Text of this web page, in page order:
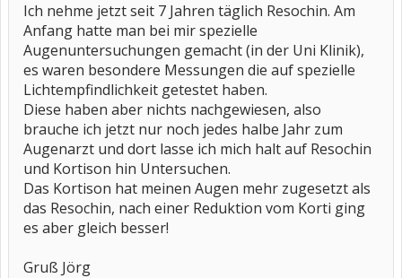
Ich nehme jetzt seit 7 Jahren täglich Resochin. Am
Anfang hatte man bei mir spezielle
Augenuntersuchungen gemacht (in der Uni Klinik),
es waren besondere Messungen die auf spezielle
Lichtempfindlichkeit getestet haben.
Diese haben aber nichts nachgewiesen, also
brauche ich jetzt nur noch jedes halbe Jahr zum
Augenarzt und dort lasse ich mich halt auf Resochin
und Kortison hin Untersuchen.
Das Kortison hat meinen Augen mehr zugesetzt als
das Resochin, nach einer Reduktion vom Korti ging
es aber gleich besser!
Gruß Jörg